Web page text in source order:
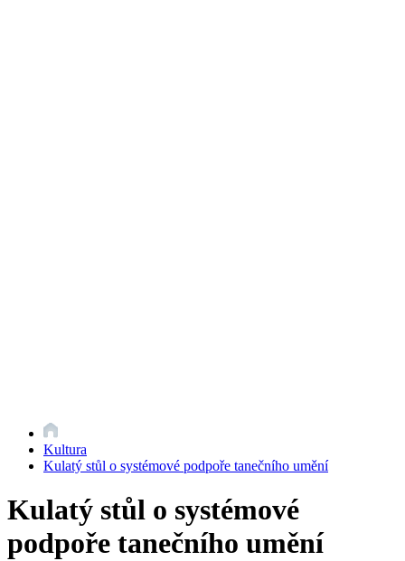
Kultura
Kulatý stůl o systémové podpoře tanečního umění
Kulatý stůl o systémové
podpoře tanečního umění